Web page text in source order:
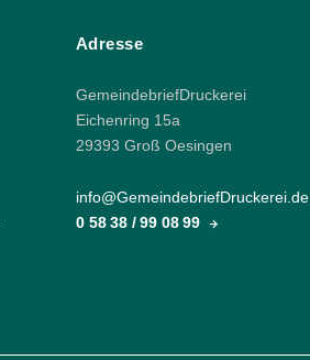
Adresse
GemeindebriefDruckerei
Eichenring 15a
29393 Groß Oesingen
info@GemeindebriefDruckerei.de
0 58 38 / 99 08 99